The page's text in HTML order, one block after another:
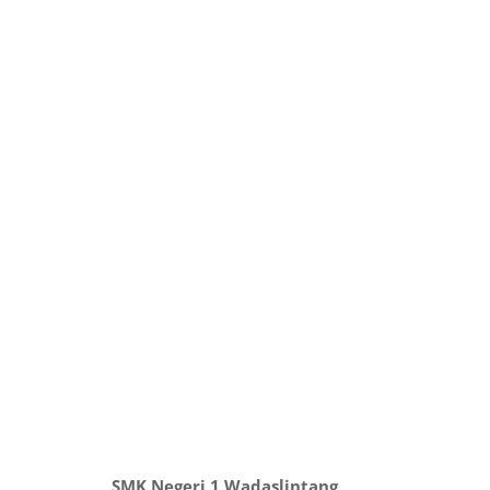
SMK Negeri 1 Wadaslintang